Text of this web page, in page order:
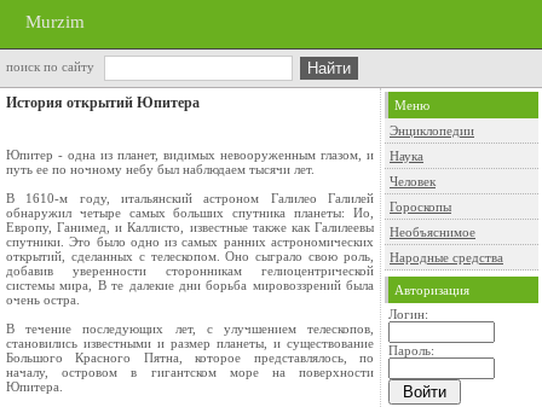
Murzim
поиск по сайту
История открытий Юпитера
Юпитер - одна из планет, видимых невооруженным глазом, и
путь ее по ночному небу был наблюдаем тысячи лет.
В 1610-м году, итальянский астроном Галилео Галилей
обнаружил четыре самых больших спутника планеты: Ио,
Европу, Ганимед, и Каллисто, известные также как Галилеевы
спутники. Это было одно из самых ранних астрономических
открытий, сделанных с телескопом. Оно сыграло свою роль,
добавив уверенности сторонникам гелиоцентрической
системы мира, В те далекие дни борьба мировоззрений была
очень остра.
В течение последующих лет, с улучшением телескопов,
становились известными и размер планеты, и существование
Большого Красного Пятна, которое представлялось, по
началу, островом в гигантском море на поверхности
Юпитера.
Меню
Энциклопедии
Наука
Человек
Гороскопы
Необъяснимое
Народные средства
Авторизация
Логин:
Пароль: